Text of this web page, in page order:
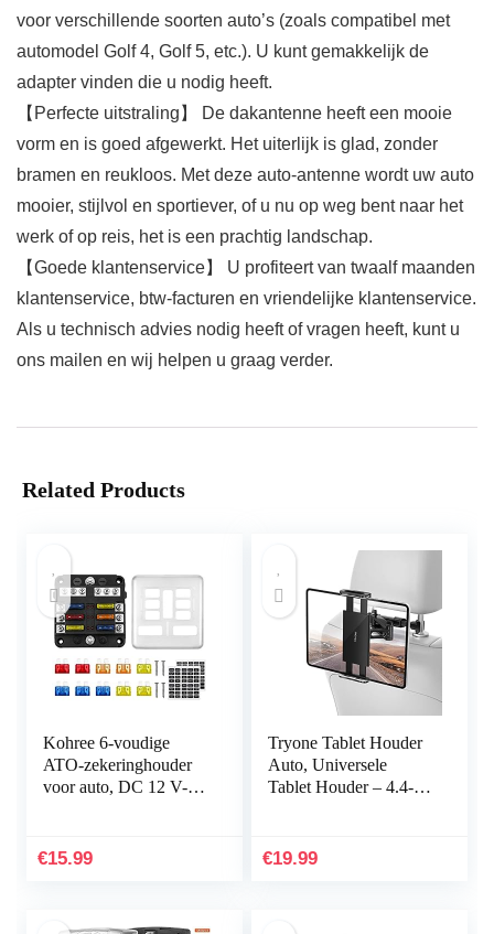
voor verschillende soorten auto’s (zoals compatibel met
automodel Golf 4, Golf 5, etc.). U kunt gemakkelijk de
adapter vinden die u nodig heeft.
【Perfecte uitstraling】 De dakantenne heeft een mooie
vorm en is goed afgewerkt. Het uiterlijk is glad, zonder
bramen en reukloos. Met deze auto-antenne wordt uw auto
mooier, stijlvol en sportiever, of u nu op weg bent naar het
werk of op reis, het is een prachtig landschap.
【Goede klantenservice】 U profiteert van twaalf maanden
klantenservice, btw-facturen en vriendelijke klantenservice.
Als u technisch advies nodig heeft of vragen heeft, kunt u
ons mailen en wij helpen u graag verder.
Related Products
Kohree 6-voudige
ATO-zekeringhouder
voor auto, DC 12 V-32
met led-display…
€15.99
Tryone Tablet Houder
Auto, Universele
Tablet Houder – 4.4-11
voor iPad iPhone…
€19.99